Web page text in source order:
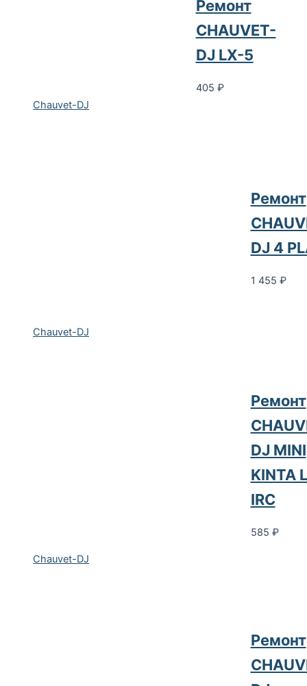
Chauvet-DJ
Ремонт
CHAUVET-
DJ LX-5
405 ₽
Chauvet-DJ
Ремонт
DJ 4
1 455 ₽
Chauvet-DJ
Ремонт
DJ MINI
KINTA
IRC
585 ₽
Ремонт